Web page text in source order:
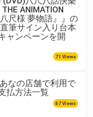
ANIMATION
尺様 夢物語』』の
筆サイン入り台本
ャンペーンを開
71 Views
なの店舗で利用で
払方法一覧
67 Views